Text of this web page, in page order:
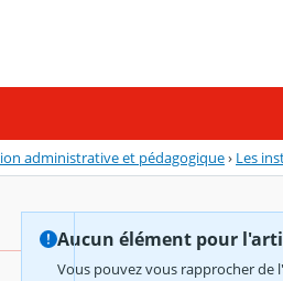
administrative et pédagogique› Les
Aucun élément pour
Vous pouvez vous rapprocher